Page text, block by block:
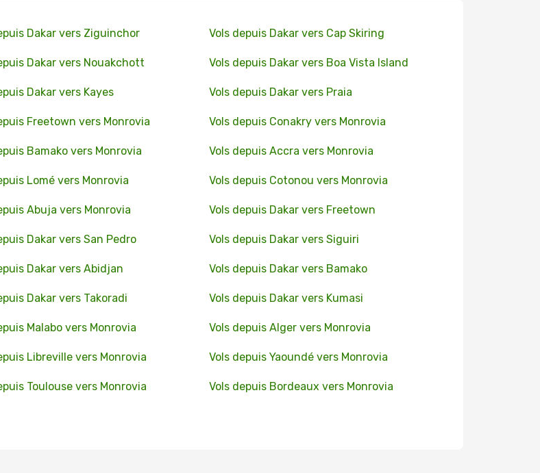
Dakar vers Ziguinchor Vols depuis Dakar vers Cap Skiring
Dakar vers Nouakchott Vols depuis Dakar vers Boa Vista Island
Dakar vers Kayes Vols depuis Dakar vers Praia
Freetown vers Monrovia Vols depuis Conakry vers Monrovia
Bamako vers Monrovia Vols depuis Accra vers Monrovia
Lomé vers Monrovia Vols depuis Cotonou vers Monrovia
Abuja vers Monrovia Vols depuis Dakar vers Freetown
Dakar vers San Pedro Vols depuis Dakar vers Siguiri
Dakar vers Abidjan Vols depuis Dakar vers Bamako
Dakar vers Takoradi Vols depuis Dakar vers Kumasi
Malabo vers Monrovia Vols depuis Alger vers Monrovia
Libreville vers Monrovia Vols depuis Yaoundé vers Monrovia
Toulouse vers Monrovia Vols depuis Bordeaux vers Monrovia